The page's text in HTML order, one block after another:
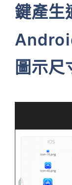
鍵產生
圖示尺